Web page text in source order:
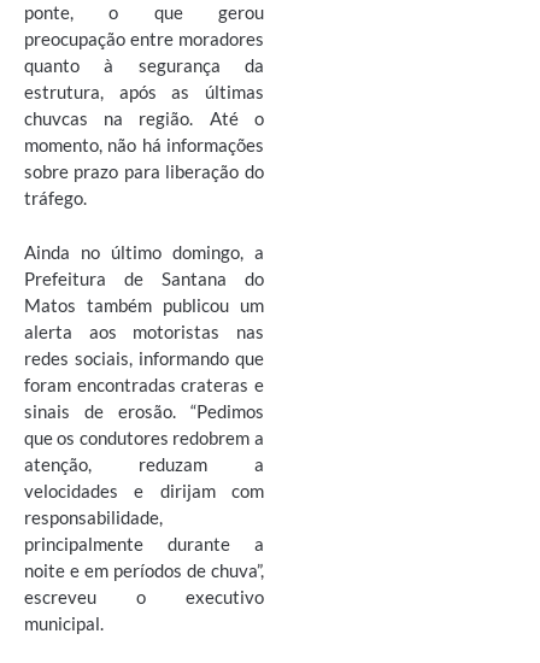
ponte, o que gerou
preocupação entre moradores
quanto à segurança da
estrutura, após as últimas
chuvcas na região. Até o
momento, não há informações
sobre prazo para liberação do
tráfego.
Ainda no último domingo, a
Prefeitura de Santana do
Matos também publicou um
alerta aos motoristas nas
redes sociais, informando que
foram encontradas crateras e
sinais de erosão. “Pedimos
que os condutores redobrem a
atenção, reduzam a
velocidades e dirijam com
responsabilidade,
principalmente durante a
noite e em períodos de chuva”,
escreveu o executivo
municipal.